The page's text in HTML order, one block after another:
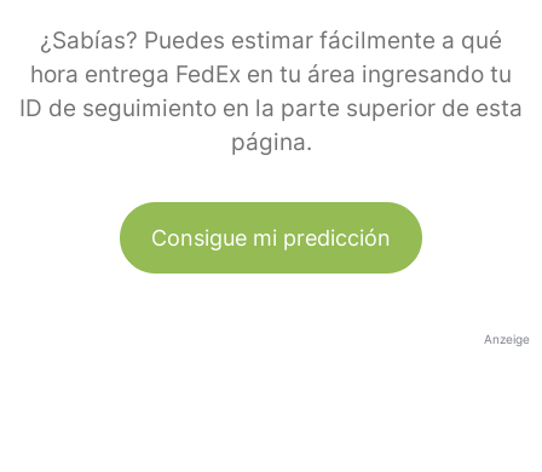
¿Sabías? Puedes estimar fácilmente a qué
hora entrega FedEx en tu área ingresando tu
ID de seguimiento en la parte superior de esta
página.
Consigue mi predicción
Anzeige